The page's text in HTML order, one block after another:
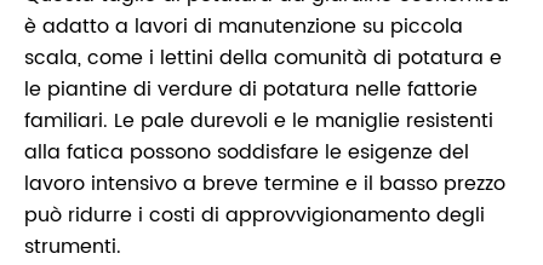
è adatto a lavori di manutenzione su piccola
scala, come i lettini della comunità di potatura e
le piantine di verdure di potatura nelle fattorie
familiari. Le pale durevoli e le maniglie resistenti
alla fatica possono soddisfare le esigenze del
lavoro intensivo a breve termine e il basso prezzo
può ridurre i costi di approvvigionamento degli
strumenti.